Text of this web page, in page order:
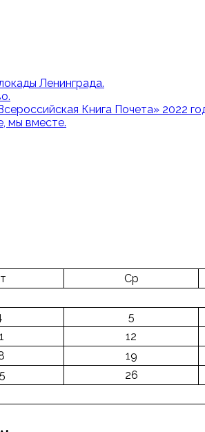
Ленинграда.
Книга Почета» 2022
мы вместе.
Ср
5
12
19
26